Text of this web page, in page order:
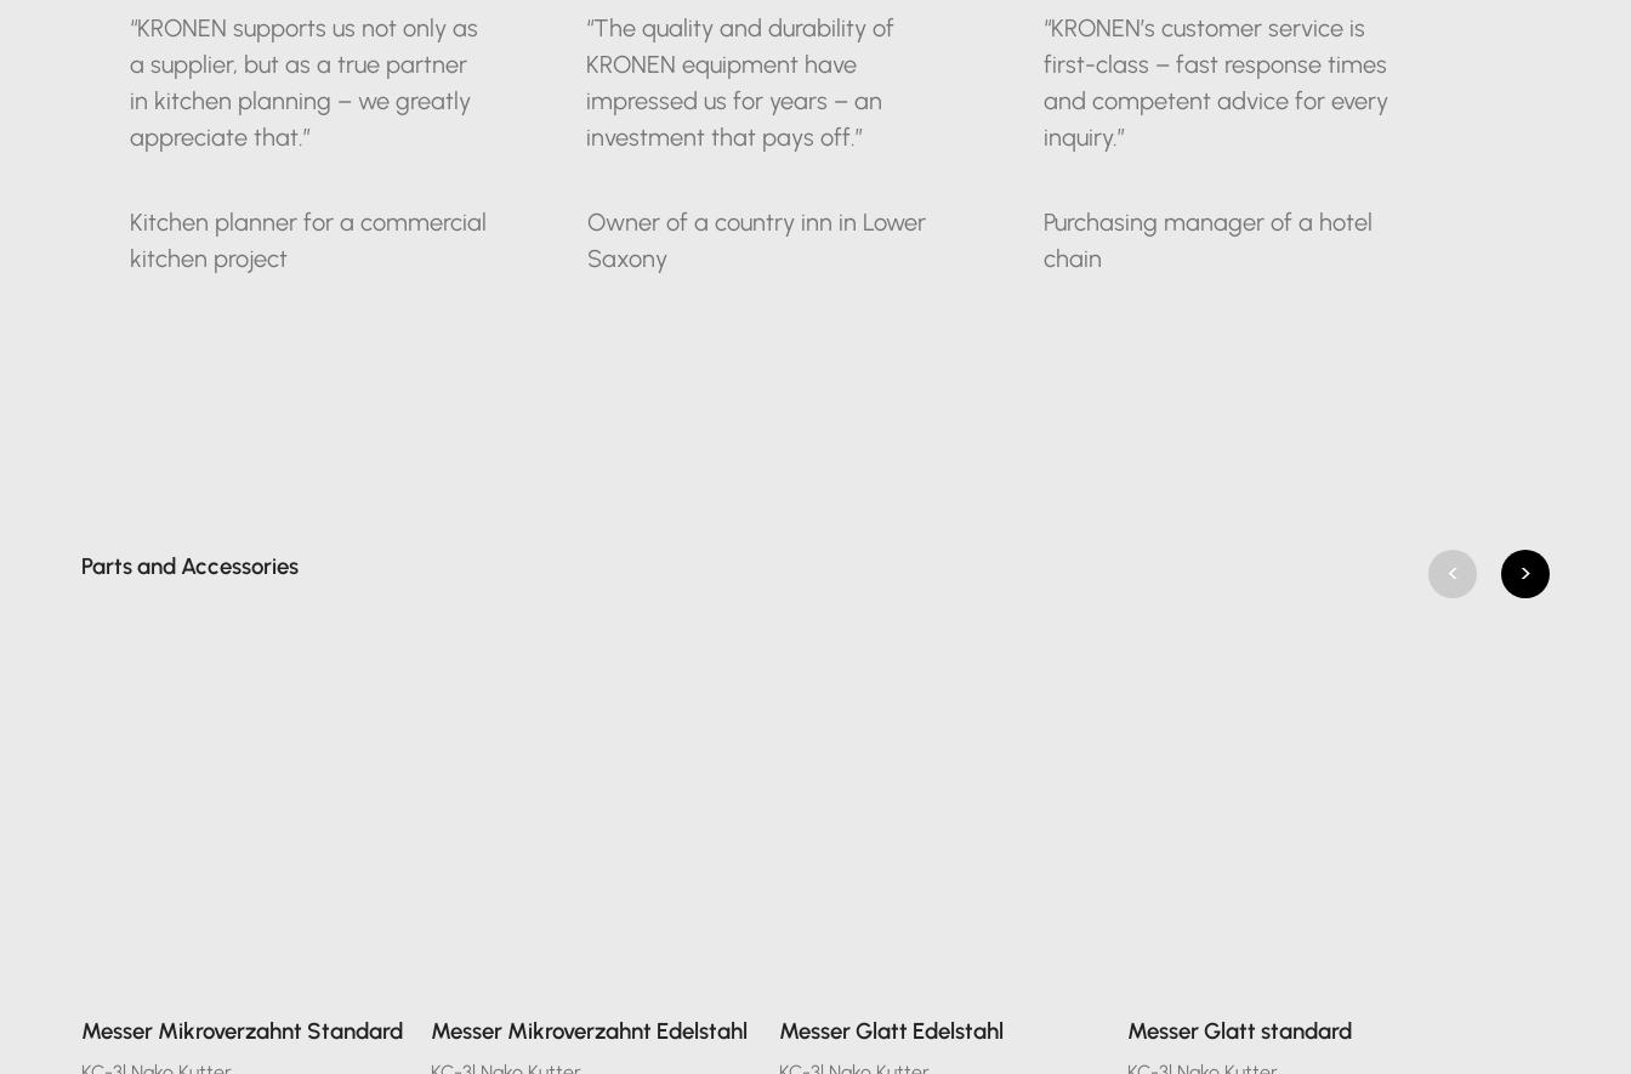
“KRONEN supports us not only as
a supplier, but as a true partner
in kitchen planning – we greatly
appreciate that.”
Kitchen planner for a commercial
kitchen project
“The quality and durability of
KRONEN equipment have
impressed us for years – an
investment that pays off.”
Owner of a country inn in Lower
Saxony
“KRONEN’s customer service is
first-class – fast response times
and competent advice for every
inquiry.”
Purchasing manager of a hotel
chain
Parts and Accessories < >
Messer Mikroverzahnt Standard Messer Mikroverzahnt Edelstahl Messer Glatt Edelstahl Messer Glatt standard